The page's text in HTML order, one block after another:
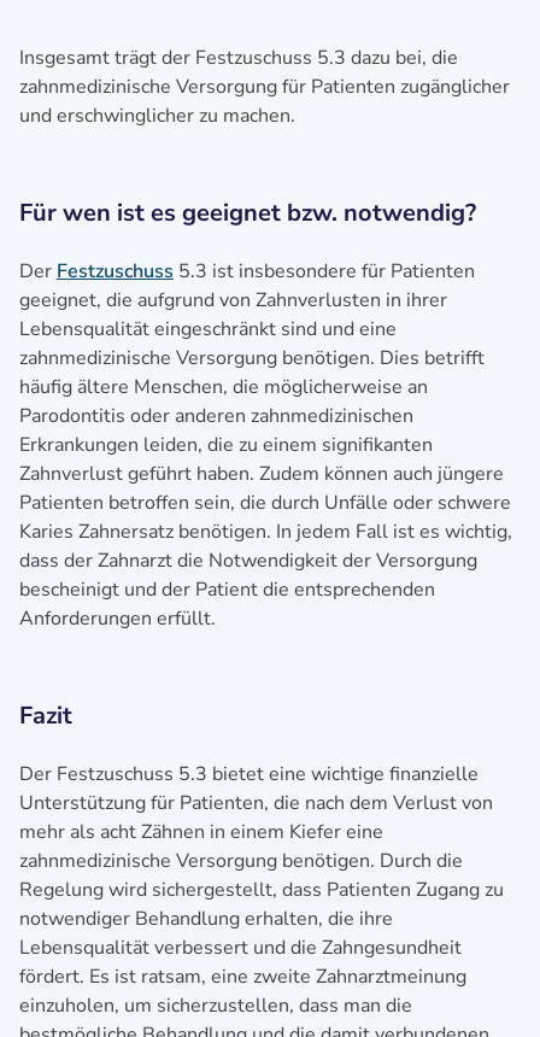
Insgesamt trägt der Festzuschuss 5.3 dazu bei, die
zahnmedizinische Versorgung für Patienten zugänglicher
und erschwinglicher zu machen.
Für wen ist es geeignet bzw. notwendig?
Der Festzuschuss 5.3 ist insbesondere für Patienten
geeignet, die aufgrund von Zahnverlusten in ihrer
Lebensqualität eingeschränkt sind und eine
zahnmedizinische Versorgung benötigen. Dies betrifft
häufig ältere Menschen, die möglicherweise an
Parodontitis oder anderen zahnmedizinischen
Erkrankungen leiden, die zu einem signifikanten
Zahnverlust geführt haben. Zudem können auch jüngere
Patienten betroffen sein, die durch Unfälle oder schwere
Karies Zahnersatz benötigen. In jedem Fall ist es wichtig,
dass der Zahnarzt die Notwendigkeit der Versorgung
bescheinigt und der Patient die entsprechenden
Anforderungen erfüllt.
Fazit
Der Festzuschuss 5.3 bietet eine wichtige finanzielle
Unterstützung für Patienten, die nach dem Verlust von
mehr als acht Zähnen in einem Kiefer eine
zahnmedizinische Versorgung benötigen. Durch die
Regelung wird sichergestellt, dass Patienten Zugang zu
notwendiger Behandlung erhalten, die ihre
Lebensqualität verbessert und die Zahngesundheit
fördert. Es ist ratsam, eine zweite Zahnarztmeinung
einzuholen, um sicherzustellen, dass man die